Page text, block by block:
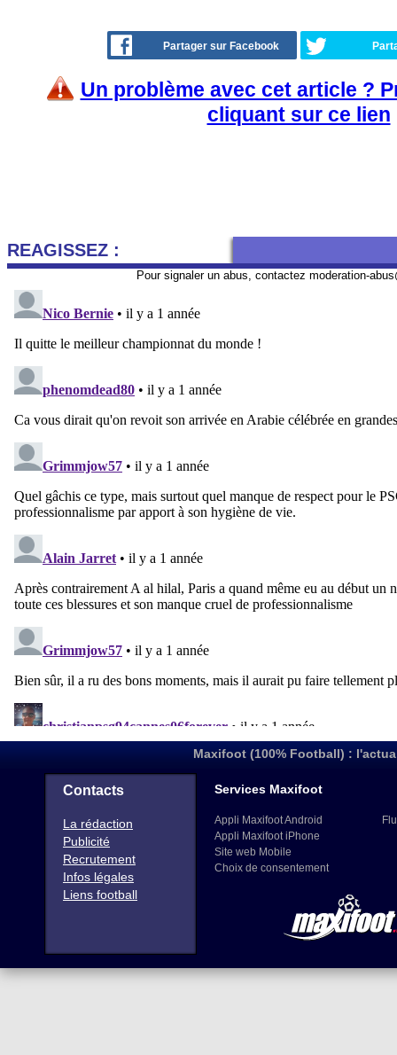
Partager sur Facebook
Un problème avec cet article ?
cliquant sur ce lien
REAGISSEZ :
Pour signaler un abus, contactez moderation-
Maxifoot (100% Football) :
Contacts
La rédaction
Publicité
Recrutement
Infos légales
Liens football
Services Maxifoot
Appli Maxifoot Android
Appli Maxifoot iPhone
Site web Mobile
Choix de consentement